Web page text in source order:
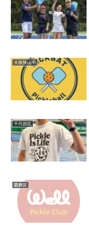
大阪狭山市
千代田区
葛飾区